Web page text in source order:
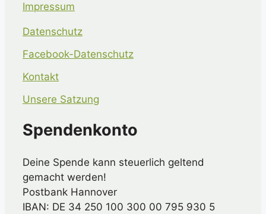
Impressum
Datenschutz
Facebook-Datenschutz
Kontakt
Unsere Satzung
Spendenkonto
Deine Spende kann steuerlich geltend
gemacht werden!
Postbank Hannover
IBAN: DE 34 250 100 300 00 795 930 5